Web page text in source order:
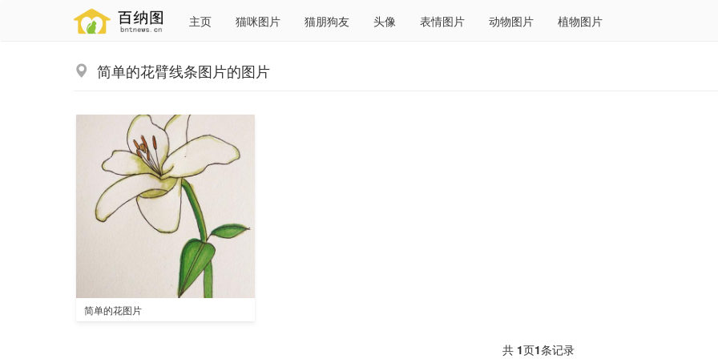
主页 猫咪图片 猫朋狗友 头像 表情图片 动物图片 植物图片
简单的花臂线条图片的图片
简单的花图片
共 1页1条记录